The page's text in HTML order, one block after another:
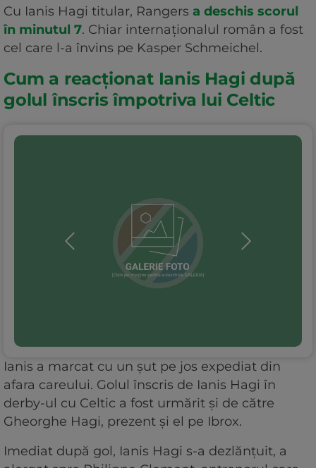
Cu Ianis Hagi titular, Rangers a deschis scorul
în minutul 7. Chiar internaționalul român a fost
cel care l-a învins pe Kasper Schmeichel.
Cum a reacționat Ianis Hagi după
golul înscris împotriva lui Celtic
Ianis a marcat cu un șut pe jos expediat din
afara careului. Golul înscris de Ianis Hagi în
derby-ul cu Celtic a fost urmărit și de către
Gheorghe Hagi, prezent și el pe Ibrox.
Imediat după gol, Ianis Hagi s-a dezlănțuit, a